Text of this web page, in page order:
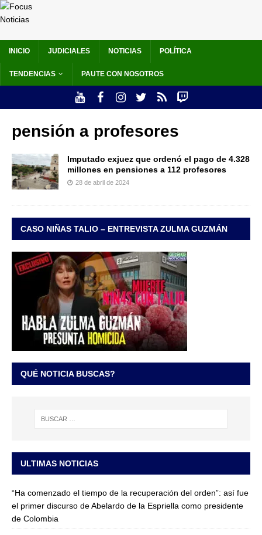
INICIO JUDICIALES NOTICIAS POLÍTICA
TENDENCIAS PAUTE CON NOSOTROS
pensión a profesores
Imputado exjuez que ordenó el pago de 4.328
millones en pensiones a 112 profesores
28 de abril de 2024
CASO NIÑAS TALIO – ENTREVISTA ZULMA GUZMÁN
QUÉ NOTICIA BUSCAS?
ULTIMAS NOTICIAS
“Ha comenzado el tiempo de la recuperación del orden”: así fue
el primer discurso de Abelardo de la Espriella como presidente
de Colombia